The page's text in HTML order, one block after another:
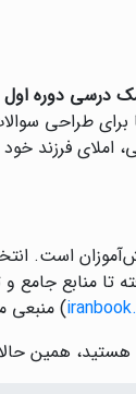
درسی دوره اول
برای طراحی
فرزند خود
است.
تا منابع
) منبعی
همین حالا